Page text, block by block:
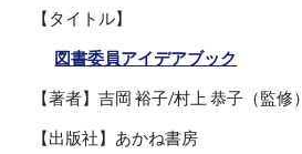
【タイトル】
図書委員アイデアブック
【著者】吉岡 裕子/村上 恭子（監修）
【出版社】あかね書房